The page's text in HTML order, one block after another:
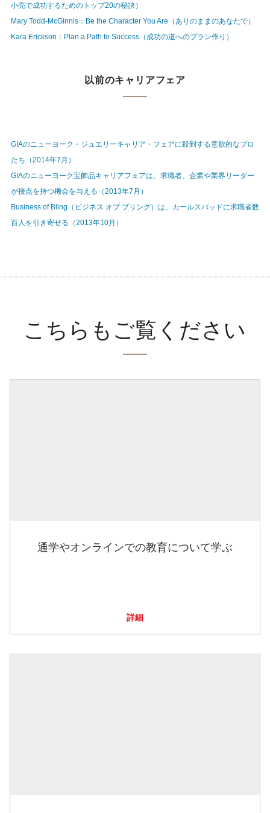
小売で成功するためのトップ20の秘訣）
Mary Todd-McGinnis：Be the Character You Are（ありのままのあなたで）
Kara Erickson：Plan a Path to Success（成功の道へのプラン作り）
以前のキャリアフェア
GIAのニューヨーク・ジュエリーキャリア・フェアに殺到する意欲的なプロ
たち（2014年7月）
GIAのニューヨーク宝飾品キャリアフェアは、求職者、企業や業界リーダー
が接点を持つ機会を与える（2013年7月）
Business of Bling（ビジネス オブ ブリング）は、カールスバッドに求職者数
百人を引き寄せる（2013年10月）
こちらもご覧ください
通学やオンラインでの教育について学ぶ
詳細